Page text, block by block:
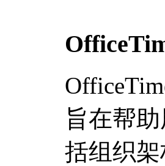
旨在帮
括组织